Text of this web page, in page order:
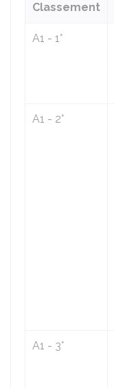
Classement
A1 - 1°
A1 - 2°
A1 - 3°